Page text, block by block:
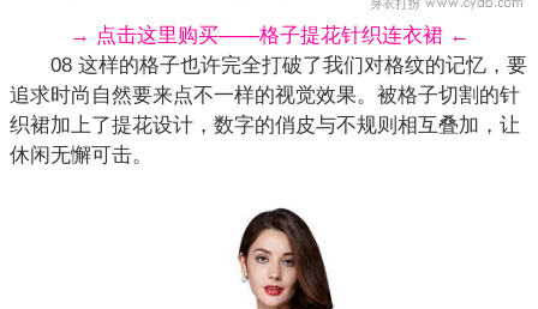
→ 点击这里购买——格子提花针织连衣裙 ←
08 这样的格子也许完全打破了我们对格纹的记忆，要
追求时尚自然要来点不一样的视觉效果。被格子切割的针
织裙加上了提花设计，数字的俏皮与不规则相互叠加，让
休闲无懈可击。